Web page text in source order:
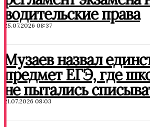
водительские права
25.07.2026 08:37
Музаев назвал
предмет ЕГЭ, где
не пытались
21.07.2026 08:03